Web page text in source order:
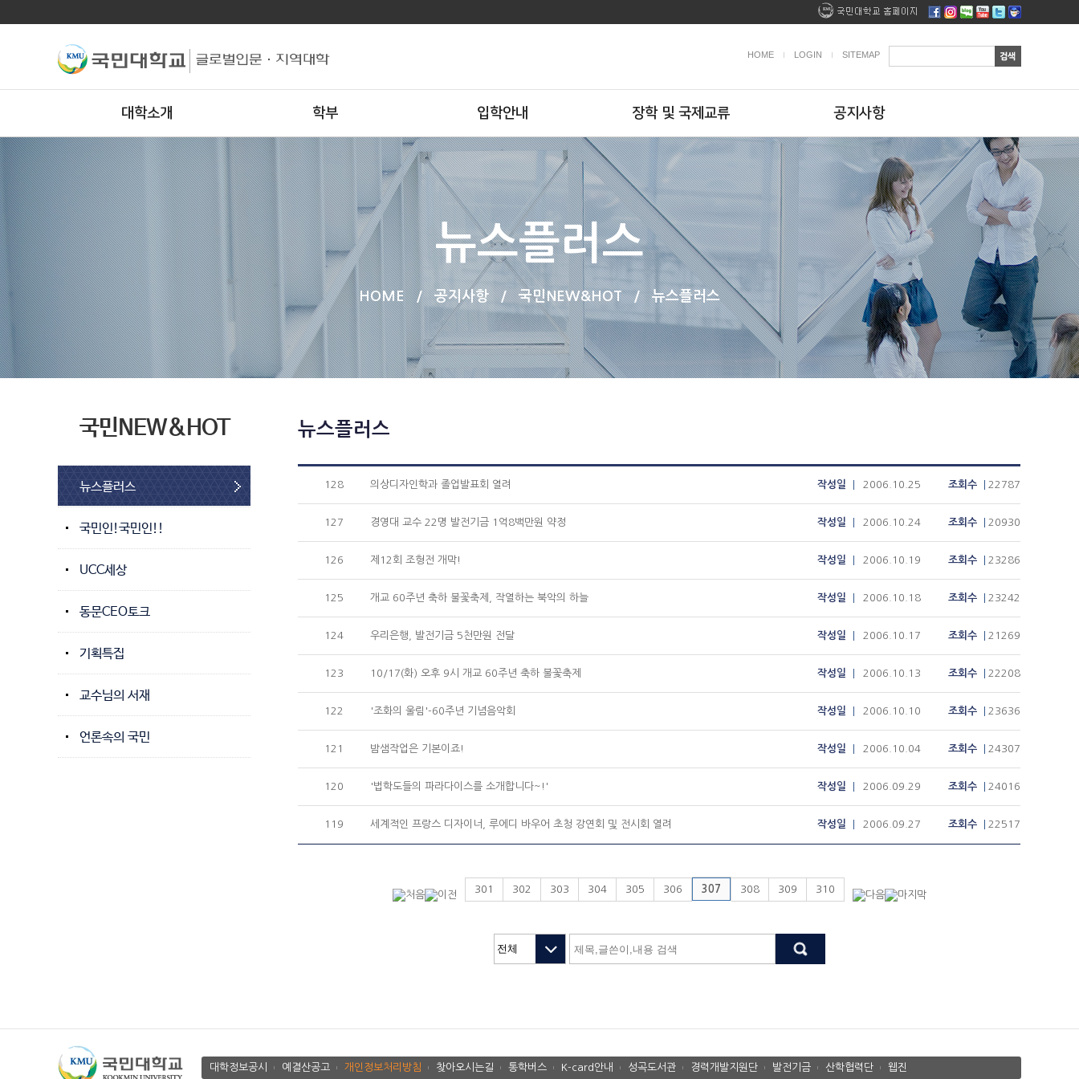
HOME LOGIN SITEMAP
대학소개 학부 입학안내 장학 및 국제교류 공지사항
뉴스플러스
HOME / 공지사항 / 국민NEW&HOT / 뉴스플러스
국민NEW&HOT
뉴스플러스
국민인!국민인!!
UCC세상
동문CEO토크
기획특집
교수님의 서재
언론속의 국민
뉴스플러스
128 의상디자인학과 졸업발표회 열려 작성일 2006.10.25 조회수 22787
127 경영대 교수 22명 발전기금 1억8백만원 약정 작성일 2006.10.24 조회수 20930
126 제12회 조형전 개막! 작성일 2006.10.19 조회수 23286
125 개교 60주년 축하 불꽃축제, 작열하는 북악의 하늘 작성일 2006.10.18 조회수 23242
124 우리은행, 발전기금 5천만원 전달 작성일 2006.10.17 조회수 21269
123 10/17(화) 오후 9시 개교 60주년 축하 불꽃축제 작성일 2006.10.13 조회수 22208
122 '조화의 울림'-60주년 기념음악회 작성일 2006.10.10 조회수 23636
121 밤샘작업은 기본이죠! 작성일 2006.10.04 조회수 24307
120 '법학도들의 파라다이스를 소개합니다~!' 작성일 2006.09.29 조회수 24016
119 세계적인 프랑스 디자이너, 루에디 바우어 초청 강연회 및 전시회 열려 작성일 2006.09.27 조회수 22517
301 302 303 304 305 306 307 308 309 310
대학정보공시 예결산공고 개인정보처리방침 찾아오시는길 통학버스 K-card안내 성곡도서관 경력개발지원단 발전기금 산학협력단 웹진